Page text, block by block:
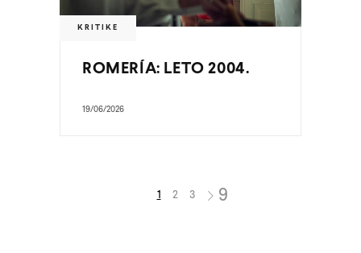
KRITIKE
ROMERÍA: LETO 2004.
19/06/2026
1 2 3